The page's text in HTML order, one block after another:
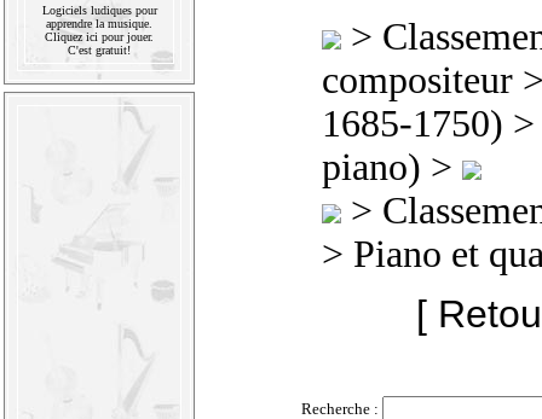
Logiciels ludiques pour
apprendre la musique.
Cliquez ici pour jouer.
C'est gratuit!
>
compositeur
1685-1750) >
piano) >
>
> Piano et
[
Recherche :